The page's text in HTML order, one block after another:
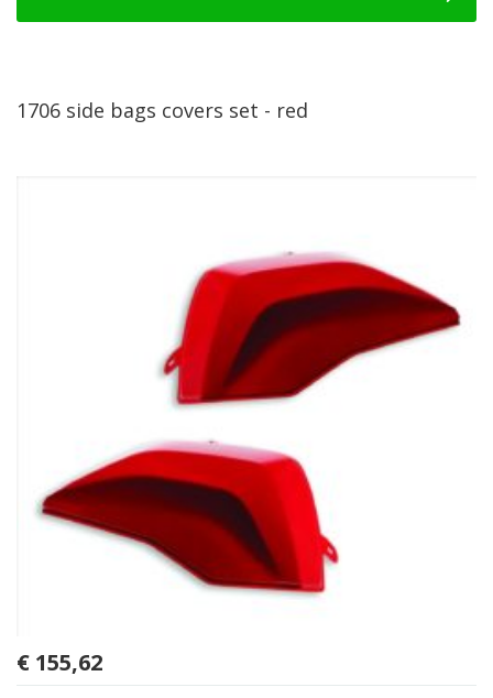
1706 side bags covers set - red
€ 155,62